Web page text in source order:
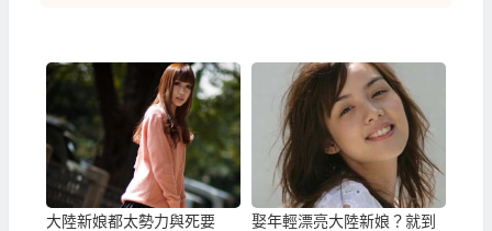
大陸新娘都太勢力與死要
娶年輕漂亮大陸新娘？就到